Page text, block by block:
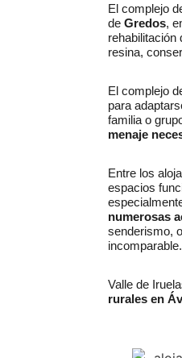
El complejo
de Gredos,
rehabilitación
resina,
El complejo
para
familia o
menaje
Entre los
espacios
numerosas
senderismo,
incomparable.
Valle de
rurales en